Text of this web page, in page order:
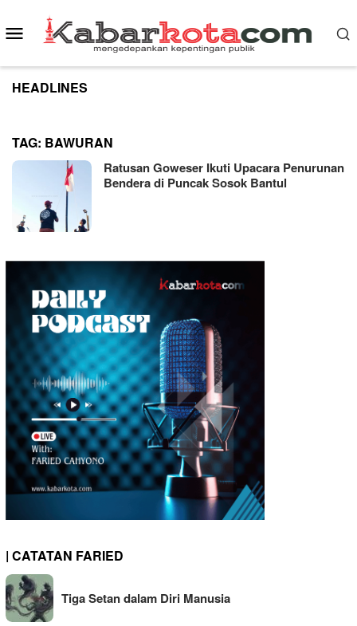
to
content
Mobile
Menu
HEADLINES
TAG: BAWURAN
Ratusan Goweser Ikuti Upacara Penurunan
Bendera di Puncak Sosok Bantul
| CATATAN FARIED
Tiga Setan dalam Diri Manusia